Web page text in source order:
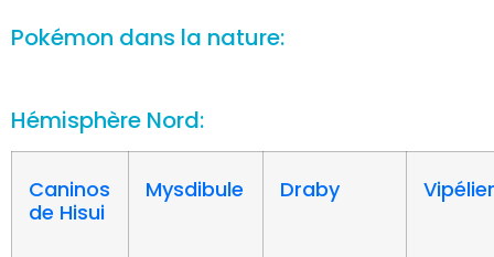
Pokémon dans la nature:
Hémisphère Nord:
Caninos
de Hisui
Mysdibule Draby